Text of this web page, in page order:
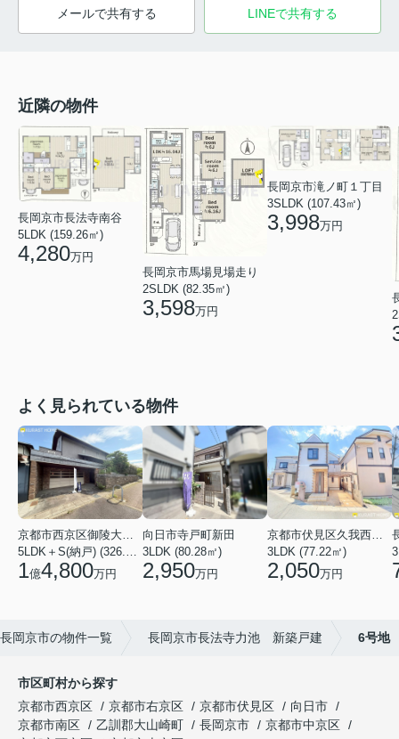
メールで共有する LINEで共有する
近隣の物件
長岡京市長法寺南谷
5LDK (159.26㎡)
4,280万円
長岡京市馬場見場走り
2SLDK (82.35㎡)
3,598万円
長岡京市滝ノ町１丁目
3SLDK (107.43㎡)
3,998万円
よく見られている物件
京都市西京区御陵大枝山町２丁目
5LDK＋S(納戸) (326.54㎡)
1億4,800万円
向日市寺戸町新田
3LDK (80.28㎡)
2,950万円
京都市伏見区久我西出町
3LDK (77.22㎡)
2,050万円
長岡京市の物件一覧 長岡京市長法寺力池 新築戸建 6号地
市区町村から探す
京都市西京区
京都市右京区 京都市伏見区
向日市
京都市南区
乙訓郡大山崎町 長岡京市
京都市中京区